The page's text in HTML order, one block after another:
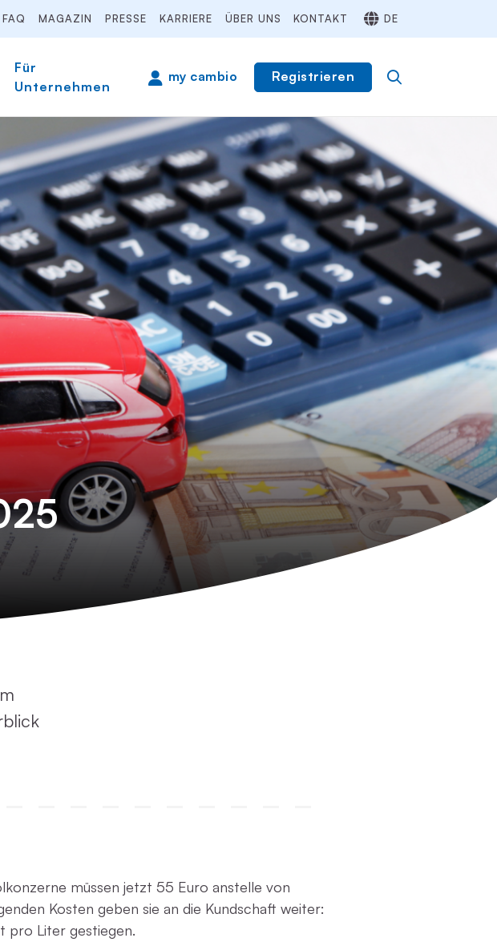
FAQ MAGAZIN PRESSE KARRIERE ÜBER UNS KONTAKT DE
Für
Unternehmen
my cambio Registrieren
müssen jetzt 55 Euro anstelle von
Kosten geben sie an die Kundschaft weiter:
pro Liter gestiegen.